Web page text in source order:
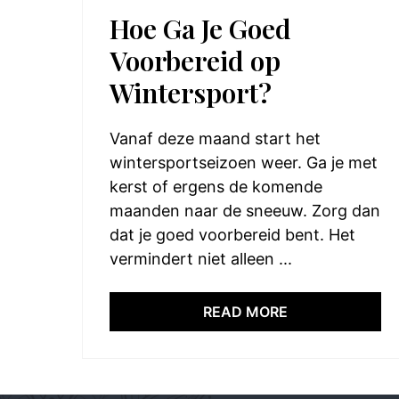
Hoe Ga Je Goed
Voorbereid op
Wintersport?
Vanaf deze maand start het
wintersportseizoen weer. Ga je met
kerst of ergens de komende
maanden naar de sneeuw. Zorg dan
dat je goed voorbereid bent. Het
vermindert niet alleen ...
READ MORE